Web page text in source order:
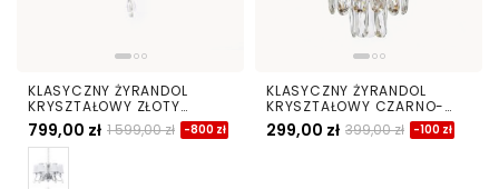
KLASYCZNY ŻYRANDOL
KRYSZTAŁOWY ZŁOTY
FINEZZIA W6
799,00 zł 1 599,00 zł -800 zł
KLASYCZNY ŻYRANDOL
KRYSZTAŁOWY CZARNO-
ZŁOTY RIVO D25
299,00 zł 399,00 zł -100 zł